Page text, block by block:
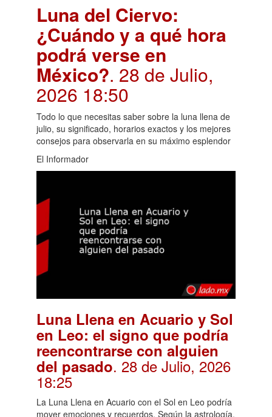
Luna del Ciervo:
¿Cuándo y a qué hora
podrá verse en
México?. 28 de Julio,
2026 18:50
Todo lo que necesitas saber sobre la luna llena de
julio, su significado, horarios exactos y los mejores
consejos para observarla en su máximo esplendor
El Informador
Luna Llena en Acuario y Sol
en Leo: el signo que podría
reencontrarse con alguien
del pasado. 28 de Julio, 2026
18:25
La Luna Llena en Acuario con el Sol en Leo podría
mover emociones y recuerdos. Según la astrología,